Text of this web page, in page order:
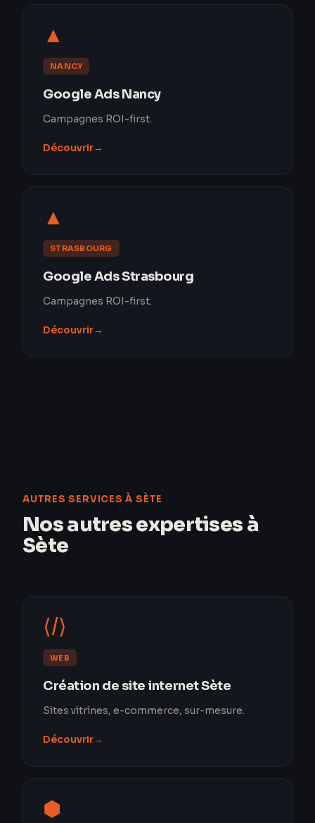
▲
NANCY
Google Ads Nancy
Campagnes ROI-first.
Découvrir→
▲
STRASBOURG
Google Ads Strasbourg
Campagnes ROI-first.
Découvrir→
AUTRES SERVICES À SÈTE
Nos autres expertises à
Sète
⟨/⟩
WEB
Création de site internet Sète
Sites vitrines, e-commerce, sur-mesure.
Découvrir→
⬢